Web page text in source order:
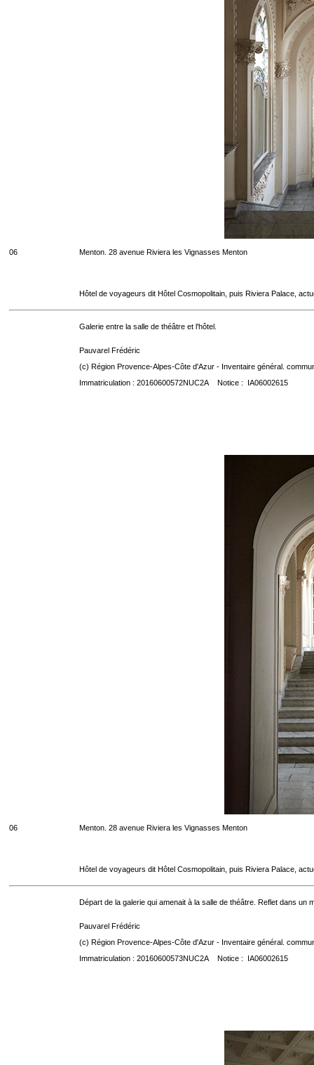
06 Menton. 28 avenue Riviera les Vignasses Menton
Hôtel de voyageurs dit Hôtel Cosmopolitain, puis Riviera Palace,
Galerie entre la salle de théâtre et l'hôtel.
Pauvarel Frédéric
(c) Région Provence-Alpes-Côte d'Azur - Inventaire général.
Immatriculation : 20160600572NUC2A Notice : IA06002615
06 Menton. 28 avenue Riviera les Vignasses Menton
Hôtel de voyageurs dit Hôtel Cosmopolitain, puis Riviera Palace,
Départ de la galerie qui amenait à la salle de théâtre. Reflet dans un
Pauvarel Frédéric
(c) Région Provence-Alpes-Côte d'Azur - Inventaire général.
Immatriculation : 20160600573NUC2A Notice : IA06002615